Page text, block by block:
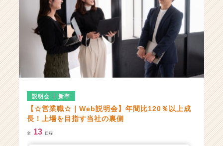
オンライン開催
説明会 新卒
【☆営業職☆｜Web説明会】年間比120％以上成
長！上場を目指す当社の裏側
全 13 日程